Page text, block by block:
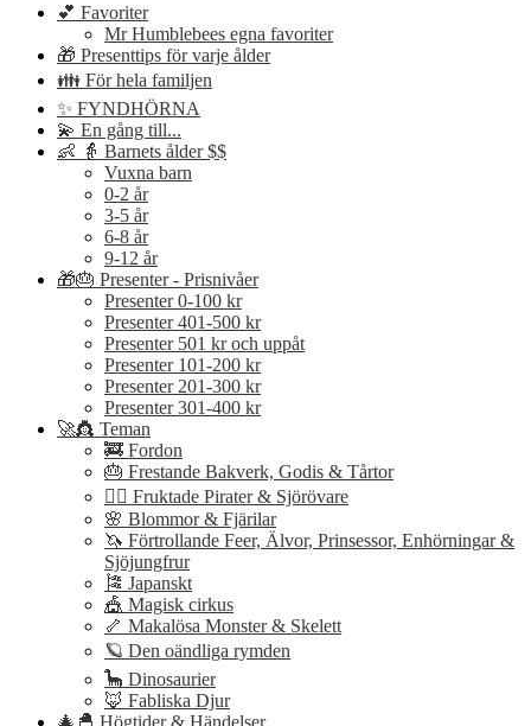
💕 Favoriter
Mr Humblebees egna favoriter
🎁 Presenttips för varje ålder
👪 För hela familjen
✨ FYNDHÖRNA
💫 En gång till...
👶 👵 Barnets ålder $$
Vuxna barn
0-2 år
3-5 år
6-8 år
9-12 år
🎁🎂 Presenter - Prisnivåer
Presenter 0-100 kr
Presenter 401-500 kr
Presenter 501 kr och uppåt
Presenter 101-200 kr
Presenter 201-300 kr
Presenter 301-400 kr
🚀👸 Teman
🚒 Fordon
🎂 Frestande Bakverk, Godis & Tårtor
🏴‍☠️ Fruktade Pirater & Sjörövare
🌸 Blommor & Fjärilar
🦄 Förtrollande Feer, Älvor, Prinsessor, Enhörningar &
Sjöjungfrur
🎏 Japanskt
🎪 Magisk cirkus
🦴 Makalösa Monster & Skelett
🪐 Den oändliga rymden
🦕 Dinosaurier
🦊 Fabliska Djur
🎄🐣 Högtider & Händelser